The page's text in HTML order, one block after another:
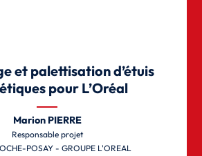
et palettisation d’étuis
pour L’Oréal
Marion PIERRE
Responsable projet
POSAY - GROUPE L'OREAL